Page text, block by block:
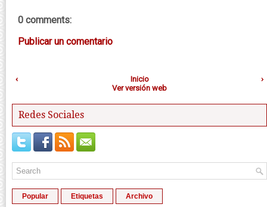
0 comments:
Publicar un comentario
‹ ›
Inicio
Ver versión web
Redes Sociales
Popular Etiquetas Archivo